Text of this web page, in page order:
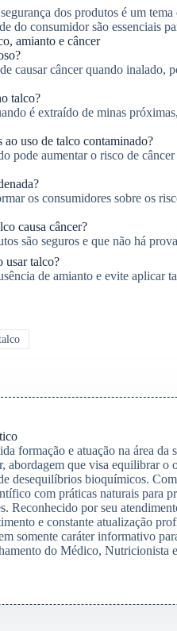
dos produtos é um
do consumidor são essenciais
amianto e câncer
causar câncer quando inalado,
talco?
é extraído de minas
ao uso de talco contaminado?
pode aumentar o risco de
os consumidores sobre os
causa câncer?
são seguros e que não há
usar talco?
de amianto e evite aplicar
formação e atuação na área
abordagem que visa equilibrar o
desequilíbrios bioquímicos.
com práticas naturais para
Reconhecido por seu
e constante atualização
somente caráter informativo
do Médico, Nutricionista